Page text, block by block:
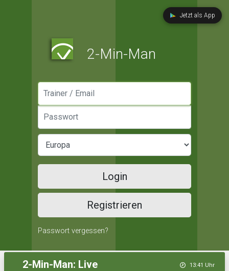
Jetzt als App
2-Min-Man
Login
Registrieren
Passwort vergessen?
2-Min-Man: Live 13:41 Uhr